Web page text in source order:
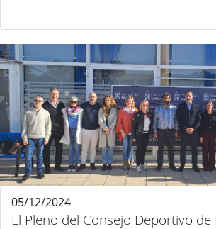
El Pleno del Consejo Deportivo de
05/12/2024